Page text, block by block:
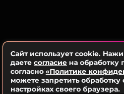
Сайт использует cookie.
даете согласие на обработку
согласно «Политике
можете запретить
настройках своего браузера.